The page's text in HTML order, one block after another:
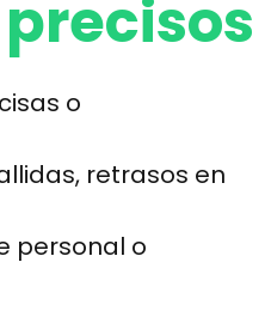
precisos
o
retrasos en
personal o